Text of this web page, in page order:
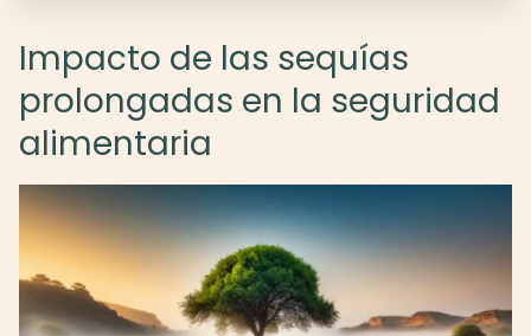
Impacto de las sequías
prolongadas en la seguridad
alimentaria